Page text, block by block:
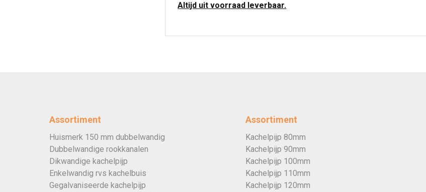
Altijd uit voorraad leverbaar.
Assortiment
Huismerk 150 mm dubbelwandig
Dubbelwandige rookkanalen
Dikwandige kachelpijp
Enkelwandig rvs kachelbuis
Gegalvaniseerde kachelpijp
Assortiment
Kachelpijp 80mm
Kachelpijp 90mm
Kachelpijp 100mm
Kachelpijp 110mm
Kachelpijp 120mm